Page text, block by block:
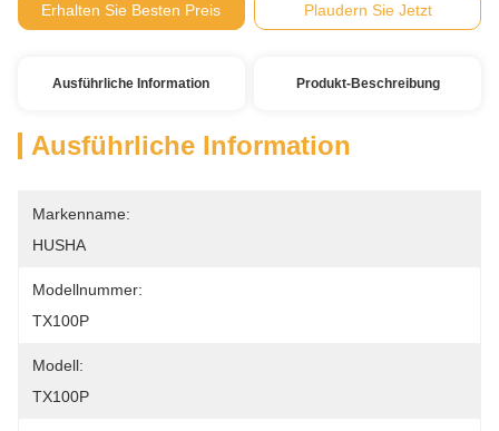
Erhalten Sie Besten Preis Plaudern Sie Jetzt
Ausführliche Information Produkt-Beschreibung
Ausführliche Information
Markenname:
HUSHA
Modellnummer:
TX100P
Modell:
TX100P